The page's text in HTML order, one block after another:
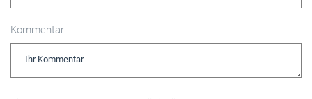
Kommentar